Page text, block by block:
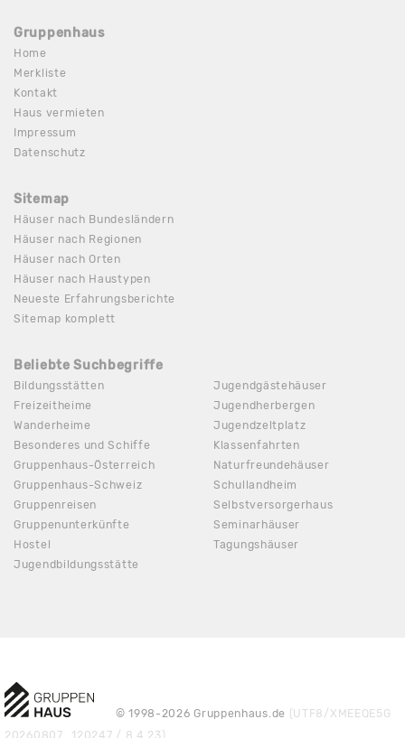
Gruppenhaus
Home
Merkliste
Kontakt
Haus vermieten
Impressum
Datenschutz
Sitemap
Häuser nach Bundesländern
Häuser nach Regionen
Häuser nach Orten
Häuser nach Haustypen
Neueste Erfahrungsberichte
Sitemap komplett
Beliebte Suchbegriffe
Bildungsstätten
Freizeitheime
Wanderheime
Besonderes und Schiffe
Gruppenhaus-Österreich
Gruppenhaus-Schweiz
Gruppenreisen
Gruppenunterkünfte
Hostel
Jugendbildungsstätte
Jugendgästehäuser
Jugendherbergen
Jugendzeltplatz
Klassenfahrten
Naturfreundehäuser
Schullandheim
Selbstversorgerhaus
Seminarhäuser
Tagungshäuser
© 1998-2026 Gruppenhaus.de (UTF8/XMEEQE5G
20260807_120247 / 8.4.23)